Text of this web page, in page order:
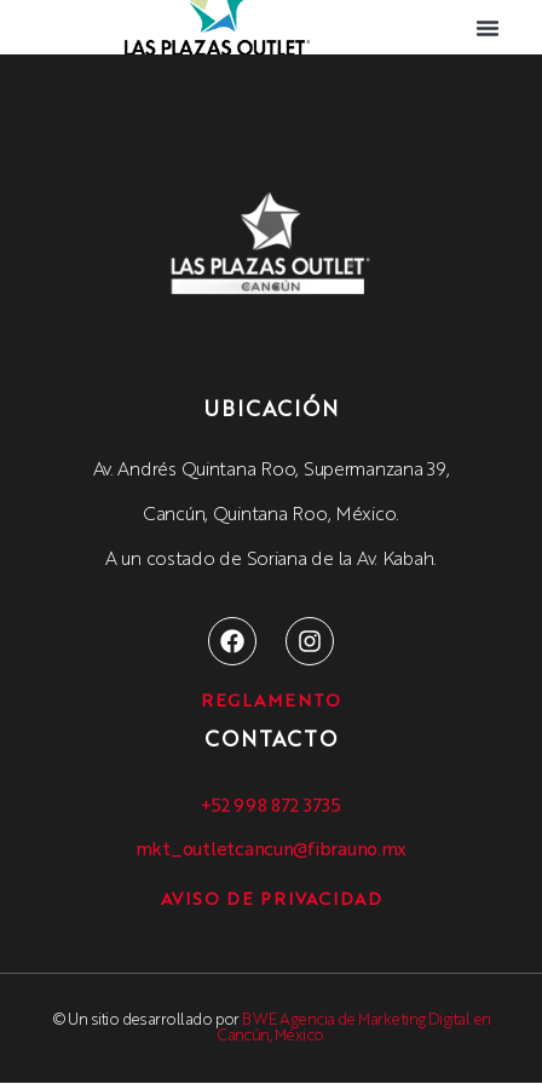
UBICACIÓN
Av. Andrés Quintana Roo, Supermanzana 39,
Cancún, Quintana Roo, México.
A un costado de Soriana de la Av. Kabah.
REGLAMENTO
CONTACTO
+52 998 872 3735
mkt_outletcancun@fibrauno.mx
AVISO DE PRIVACIDAD
© Un sitio desarrollado por BWE Agencia de Marketing Digital en
Cancún, México.